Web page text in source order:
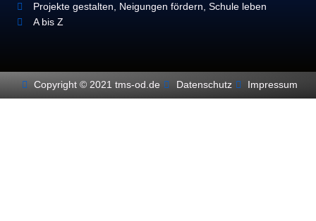
Projekte gestalten, Neigungen fördern, Schule leben
A bis Z
Copyright © 2021 tms-od.de Datenschutz Impressum